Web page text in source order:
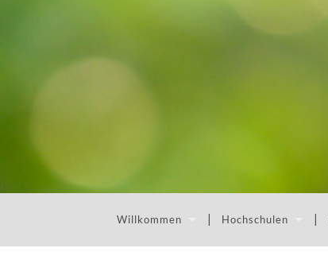
Willkommen Hochschulen